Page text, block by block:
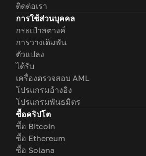
ติดต่อเรา
การใช้ส่วนบุคคล
กระเป๋าสตางค์
การวางเดิมพัน
ตัวแปลง
ได้รับ
เครื่องตรวจสอบ AML
โปรแกรมอ้างอิง
โปรแกรมพันธมิตร
ซื้อคริปโต
ซื้อ Bitcoin
ซื้อ Ethereum
ซื้อ Solana